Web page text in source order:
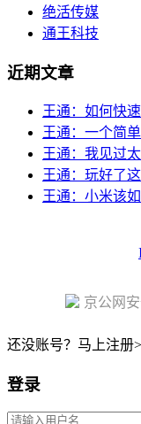
绝活传媒
通王科技
近期文章
王通：如何快
王通：一个简
王通：我见过
王通：玩好了
王通：小米该
京公网
还没账号？马上注册
登录